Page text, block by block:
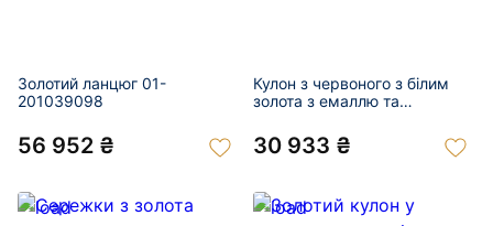
Золотий ланцюг 01-
201039098
56 952 ₴
Кулон з червоного з білим
золота з емаллю та
201039102
30 933 ₴